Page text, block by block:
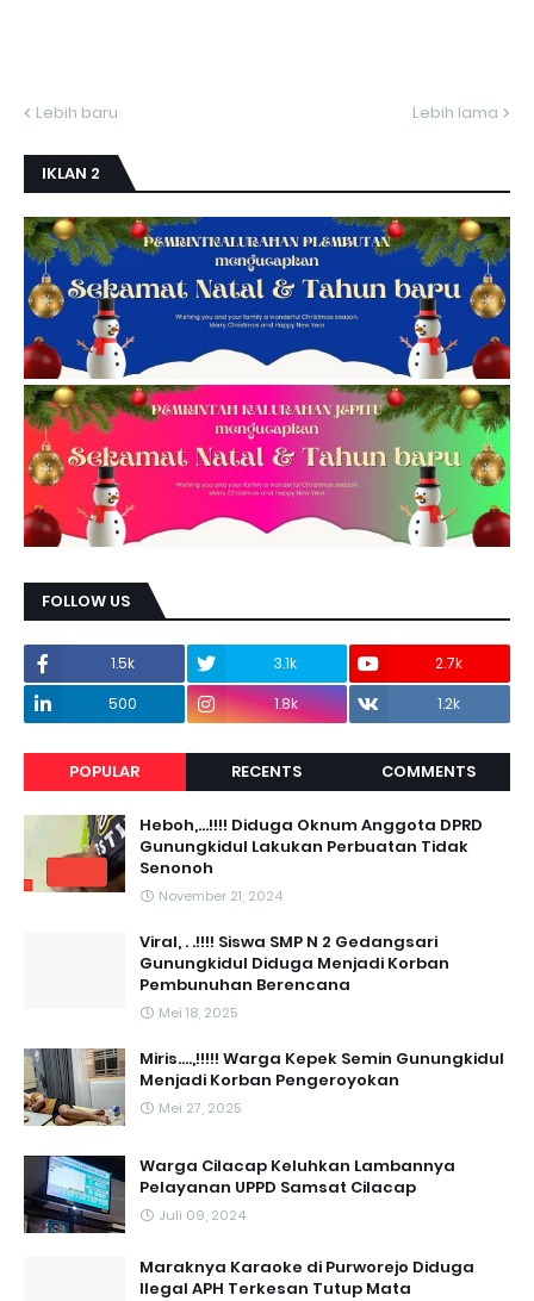
Lebih baru Lebih lama
IKLAN 2
FOLLOW US
1.5k 3.1k
2.7k
500
1.8k 1.2k
POPULAR RECENTS COMMENTS
Heboh,...!!!! Diduga Oknum Anggota DPRD
Gunungkidul Lakukan Perbuatan Tidak
Senonoh
November 21, 2024
Viral, . .!!!! Siswa SMP N 2 Gedangsari
Gunungkidul Diduga Menjadi Korban
Pembunuhan Berencana
Mei 18, 2025
Miris....,!!!!! Warga Kepek Semin Gunungkidul
Menjadi Korban Pengeroyokan
Mei 27, 2025
Warga Cilacap Keluhkan Lambannya
Pelayanan UPPD Samsat Cilacap
Juli 09, 2024
Maraknya Karaoke di Purworejo Diduga
Ilegal APH Terkesan Tutup Mata